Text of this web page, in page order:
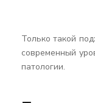
Только такой
современный
патологии.